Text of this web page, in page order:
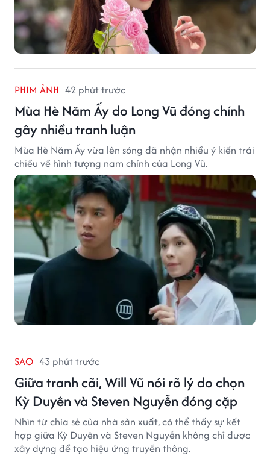
PHIM ẢNH 42 phút trước
Mùa Hè Năm Ấy do Long Vũ đóng chính
gây nhiều tranh luận
Mùa Hè Năm Ấy vừa lên sóng đã nhận nhiều ý kiến trái
chiều về hình tượng nam chính của Long Vũ.
SAO 43 phút trước
Giữa tranh cãi, Will Vũ nói rõ lý do chọn
Kỳ Duyên và Steven Nguyễn đóng cặp
Nhìn từ chia sẻ của nhà sản xuất, có thể thấy sự kết
hợp giữa Kỳ Duyên và Steven Nguyễn không chỉ được
xây dựng để tạo hiệu ứng truyền thông.